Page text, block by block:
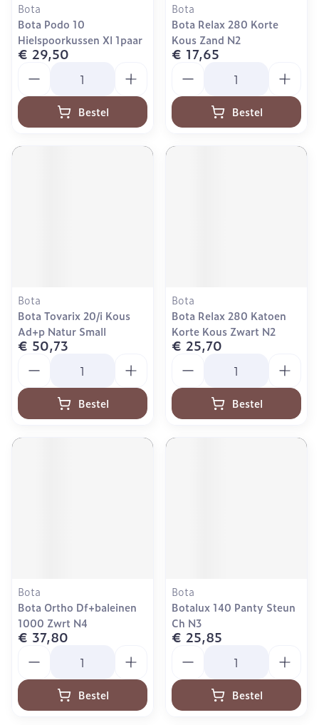
Bota
Bota Podo 10
Hielspoorkussen Xl 1paar
€ 29,50
Bestel
Bota
Bota Relax 280 Korte
Kous Zand N2
€ 17,65
Bestel
Bota
Bota Tovarix 20/i Kous
Ad+p Natur Small
€ 50,73
Bestel
Bota
Bota Relax 280 Katoen
Korte Kous Zwart N2
€ 25,70
Bestel
Bota
Bota Ortho Df+baleinen
1000 Zwrt N4
€ 37,80
Bestel
Bota
Botalux 140 Panty Steun
Ch N3
€ 25,85
Bestel